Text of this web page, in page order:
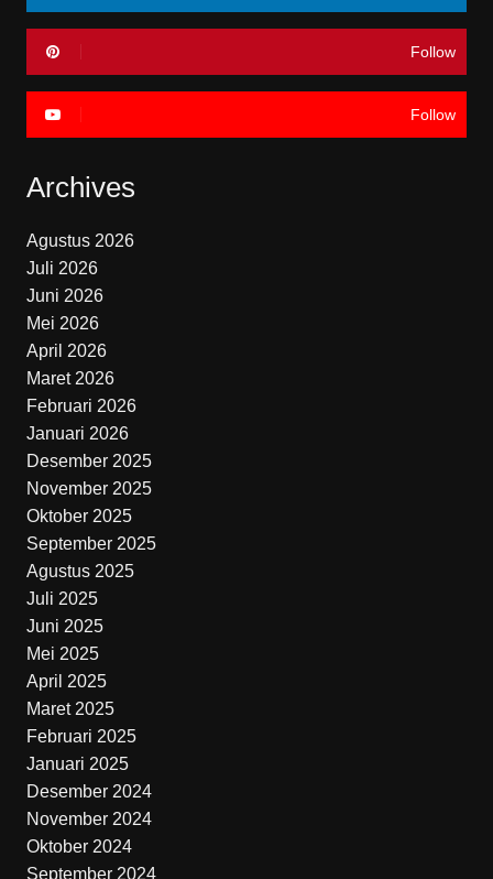
Follow
Follow
Archives
Agustus 2026
Juli 2026
Juni 2026
Mei 2026
April 2026
Maret 2026
Februari 2026
Januari 2026
Desember 2025
November 2025
Oktober 2025
September 2025
Agustus 2025
Juli 2025
Juni 2025
Mei 2025
April 2025
Maret 2025
Februari 2025
Januari 2025
Desember 2024
November 2024
Oktober 2024
September 2024